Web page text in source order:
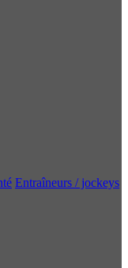
Entraîneurs / jockeys